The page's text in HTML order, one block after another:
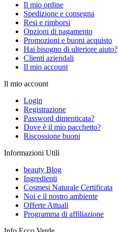
Il mio ordine
Spedizione e consegna
Resi e rimborsi
Opzioni di pagamento
Promozioni e buoni acquisto
Hai bisogno di ulteriore aiuto?
Clienti aziendali
Il mio account
Il mio account
Login
Registrazione
Password dimenticata?
Dove è il mio pacchetto?
Riscossione buoni
Informazioni Utili
beauty Blog
Ingredienti
Cosmesi Naturale Certificata
Noi e il nostro ambiente
Offerte Attuali
Programma di affiliazione